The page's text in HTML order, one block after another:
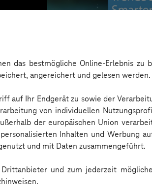
das bestmögliche Online-Erlebnis
angereichert und gelesen werden.
auf Ihr Endgerät zu sowie der
von individuellen
der europäischen Union
Inhalten und Werbung
und mit Daten zusammengeführt.
und zum jederzeit
Trendbook